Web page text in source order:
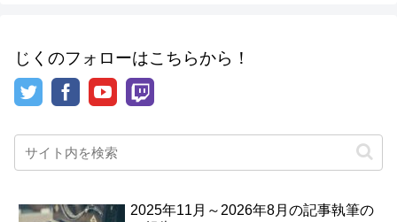
じくのフォローはこちらから！
2025年11月～2026年8月の記事執筆の